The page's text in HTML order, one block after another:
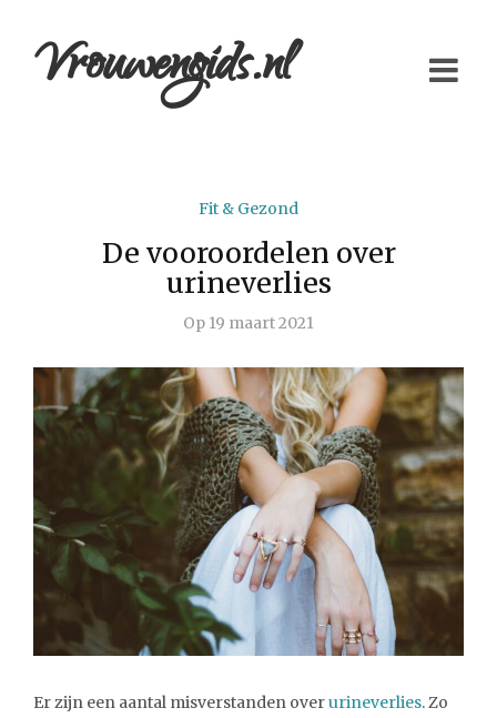
Vrouwengids.nl
Fit & Gezond
De vooroordelen over
urineverlies
Op 19 maart 2021
Er zijn een aantal misverstanden overurineverlies. Zo